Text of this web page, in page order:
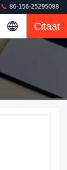
86-156-25295088
Citaat